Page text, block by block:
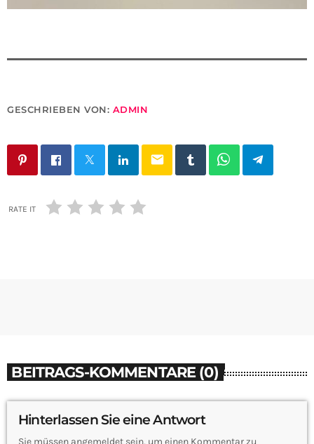
GESCHRIEBEN VON: ADMIN
email
RATE IT
BEITRAGS-KOMMENTARE (0)
Hinterlassen Sie eine Antwort
Sie müssen angemeldet sein, um einen Kommentar zu